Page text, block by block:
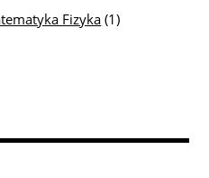
Fizyka (1)